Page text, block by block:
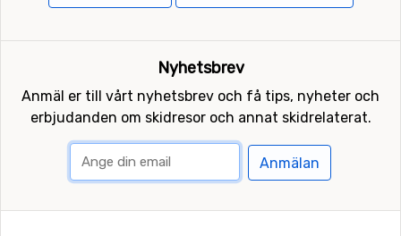
Nyhetsbrev
Anmäl er till vårt nyhetsbrev och få tips, nyheter och
erbjudanden om skidresor och annat skidrelaterat.
Anmälan